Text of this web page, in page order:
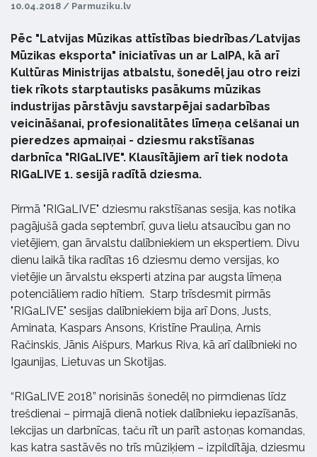
10.04.2018 / Parmuziku.lv
Pēc "Latvijas Mūzikas attīstības biedrības/Latvijas
Mūzikas eksporta" iniciatīvas un ar LaIPA, kā arī
Kultūras Ministrijas atbalstu, šonedēļ jau otro reizi
tiek rīkots starptautisks pasākums mūzikas
industrijas pārstāvju savstarpējai sadarbības
veicināšanai, profesionalitātes līmeņa celšanai un
pieredzes apmaiņai - dziesmu rakstīšanas
darbnīca "RIGaLIVE". Klausītājiem arī tiek nodota
RIGaLIVE 1. sesijā radītā dziesma.
Pirmā "RIGaLIVE" dziesmu rakstīšanas sesija, kas notika
pagājušā gada septembrī, guva lielu atsaucību gan no
vietējiem, gan ārvalstu dalībniekiem un ekspertiem. Divu
dienu laikā tika radītas 16 dziesmu demo versijas, ko
vietējie un ārvalstu eksperti atzina par augsta līmeņa
potenciāliem radio hītiem. Starp trīsdesmit pirmās
"RIGaLIVE" sesijas dalībniekiem bija arī Dons, Justs,
Aminata, Kaspars Ansons, Kristīne Prauliņa, Arnis
Račinskis, Jānis Aišpurs, Markus Riva, kā arī dalībnieki no
Igaunijas, Lietuvas un Skotijas.
“RIGaLIVE 2018” norisinās šonedēļ no pirmdienas līdz
trešdienai – pirmajā dienā notiek dalībnieku iepazīšanās,
lekcijas un darbnīcas, taču rīt un parīt astoņas komandas,
kas katra sastāvēs no trīs mūziķiem – izpildītāja, dziesmu